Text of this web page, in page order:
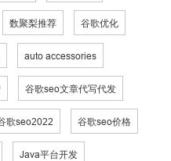
数聚梨推荐 谷歌优化
auto accessories
谷歌seo文章代写代发
歌seo2022 谷歌seo价格
Java平台开发